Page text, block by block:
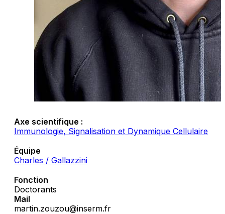
Axe scientifique :
Immunologie, Signalisation et Dynamique Cellulaire
Équipe
Charles / Gallazzini
Fonction
Doctorants
Mail
martin.zouzou@inserm.fr